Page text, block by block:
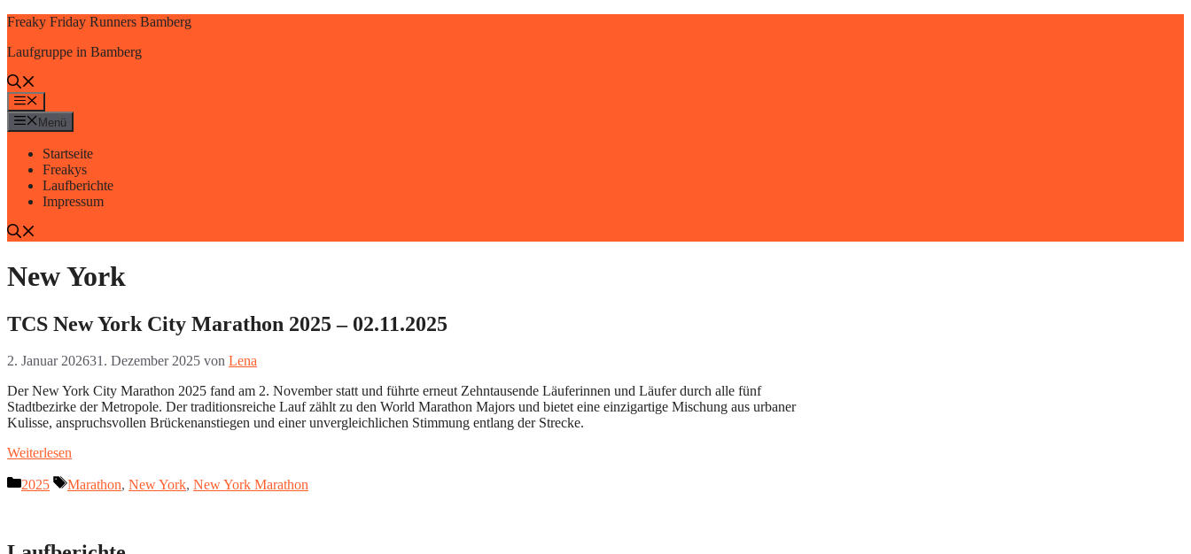
Zum
springen
Freaky Friday Runners Bamberg
Laufgruppe in Bamberg
Menü
Menü
Startseite
Freakys
Laufberichte
Impressum
New York
TCS New York City Marathon 2025 – 02.11.2025
2. Januar 202631. Dezember 2025 von Lena
Der New York City Marathon 2025 fand am 2. November statt und führte erneut Zehntausende Läuferinnen und Läufer durch alle fünf
Stadtbezirke der Metropole. Der traditionsreiche Lauf zählt zu den World Marathon Majors und bietet eine einzigartige Mischung aus urbaner
Kulisse, anspruchsvollen Brückenanstiegen und einer unvergleichlichen Stimmung entlang der Strecke.
Weiterlesen
Kategorien
2025 Schlagwörter
Marathon, New York, New York Marathon